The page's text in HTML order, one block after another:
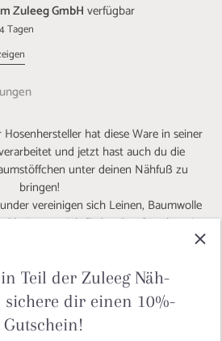
Zuleeg GmbH verfügbar
Tagen
hat diese Ware in seiner
und jetzt hast auch du die
unter deinen Nähfuß zu
bringen!
vereinigen sich Leinen, Baumwolle
weich fließenden Gewebe mit
Kombination der Naturmaterialien mit
mit leichtem Edelknitter und bietet
Perfekt für sommerliche Kleider,
Hosen oder leichte Jacken und Blazer.
ist ein tiefer Schwarzton.
Teil der Zuleeg Näh-
dir einen 10%-
Gutschein!